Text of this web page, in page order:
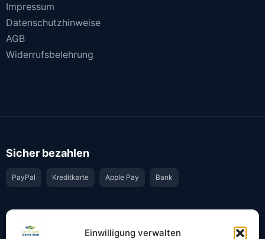
Einwilligung verwalten
Impressum
Datenschutzhinweise
AGB
Widerrufsbelehrung
Sicher bezahlen
PayPal Kreditkarte Apple Pay Bank